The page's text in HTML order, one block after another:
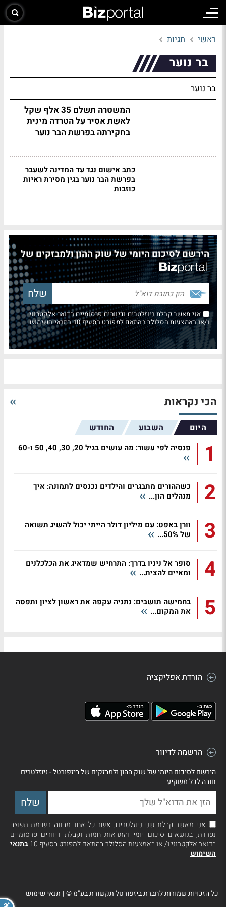
ראשי תגיות
בר נוער
בר נוער
המשטרה תשלם 35 אלף שקל
לאשת אסיר על הטרדה מינית
בחקירתה בפרשת הבר נוער
כתב אישום נגד עד המדינה לשעבר
בפרשת הבר נוער בגין מסירת ראיות
כוזבות
הירשם לסיכום היומי של שוק ההון ולמבזקים של
אני מאשר קבלת ניוזלטרים ודיוורים פרסומיים בדואר אלקטרוני
ו/או באמצעות הסלולר בהתאם למפורט בסעיף 10 בתנאי השימוש
הכי נקראות
היום השבוע החודש
1 פנסיה לפי עשור: מה עושים בגיל 20, 30, 40, 50 ו-60
2
כשההורים מתבגרים והילדים נכנסים לתמונה: איך
מנהלים הון...
3
וורן באפט: עם מיליון דולר הייתי יכול להשיג תשואה
של 50%...
4
סופר אל ניניו בדרך: התרחיש שמדאיג את הכלכלנים
ומאיים להצית...
5
בחמישה תושבים: נתניה עקפה את ראשון לציון ותפסה
את המקום...
הורדת אפליקציה
הרשמה לדיוור
הירשם לסיכום היומי של שוק ההון ולמבזקים של ביזפורטל - ניוזלטרים
חובה לכל משקיע
אני מאשר קבלת שני ניוזלטרים, אשר כל אחד מהווה רשימת תפוצה
נפרדת, בנושאים סיכום יומי והתראות חמות וקבלת דיוורים פרסומיים
בדואר אלקטרוני ו/ או באמצעות הסלולר בהתאם למפורט בסעיף 10
בתנאי
השימוש
כל הזכויות שמורות לחברת ביזפורטל תקשורת בע"מ ©| תנאי שימוש